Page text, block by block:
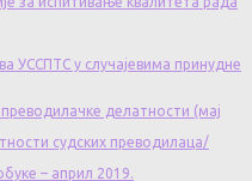
УССПТС у случајевима принудне
делатности (мај
судских преводилаца/
– април 2019.